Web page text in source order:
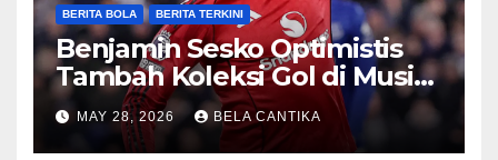
BERITA BOLA BERITA TERKINI
Benjamin Sesko Optimistis
Tambah Koleksi Gol di Musim
2026/27
MAY 28, 2026 BELA CANTIKA